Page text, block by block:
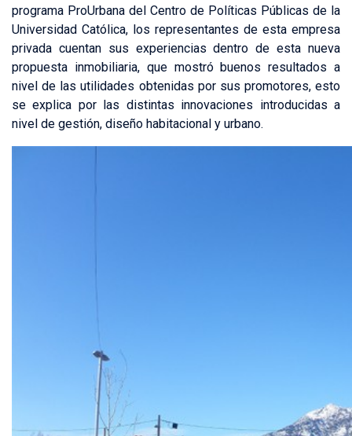
programa ProUrbana del Centro de Políticas Públicas de la
Universidad Católica, los representantes de esta empresa
privada cuentan sus experiencias dentro de esta nueva
propuesta inmobiliaria, que mostró buenos resultados a
nivel de las utilidades obtenidas por sus promotores, esto
se explica por las distintas innovaciones introducidas a
nivel de gestión, diseño habitacional y urbano.